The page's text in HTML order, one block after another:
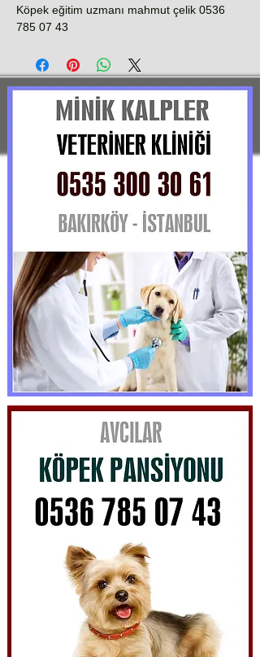
Köpek eğitim uzmanı mahmut çelik 0536
785 07 43